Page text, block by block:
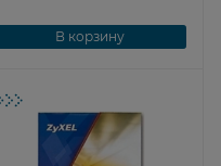
В корзину